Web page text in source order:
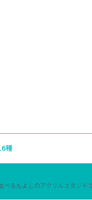
種
るもよしのアクリルスタンド